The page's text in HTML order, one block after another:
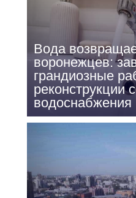
Вода
воронежцев:
грандиозные
реконструкции
водоснабжения